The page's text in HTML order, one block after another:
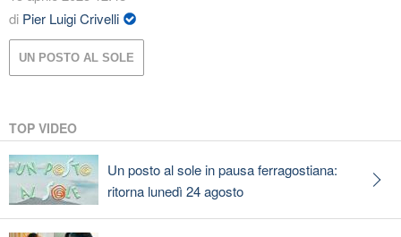
di Pier Luigi Crivelli
UN POSTO AL SOLE
TOP VIDEO
Un posto al sole in pausa ferragostiana:
ritorna lunedì 24 agosto